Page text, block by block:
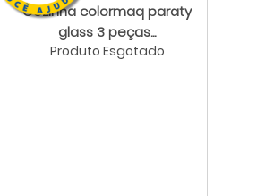
Cozinha colormaq paraty
glass 3 peças...
Produto Esgotado